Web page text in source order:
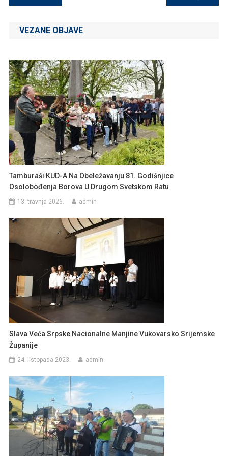
objava
VEZANE OBJAVE
Tamburaši KUD-A Na Obeležavanju 81. Godišnjice
Osolobođenja Borova U Drugom Svetskom Ratu
13. travnja 2026. admin
Slava Veća Srpske Nacionalne Manjine Vukovarsko Srijemske
Županije
24. listopada 2023. admin